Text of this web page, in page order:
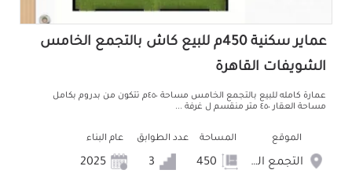
عماير سكنية 450م للبيع كاش بالتجمع الخامس
الشويفات القاهرة
عمارة كامله للبيع بالتجمع الخامس مساحة ٤٥٠م تتكون من بدروم بكامل
مساحة العقار ٤٥٠ متر منقسم ل غرفة ...
الموقع
التجمع الخامس الشويفات
المساحة عدد الطوابق عام البناء